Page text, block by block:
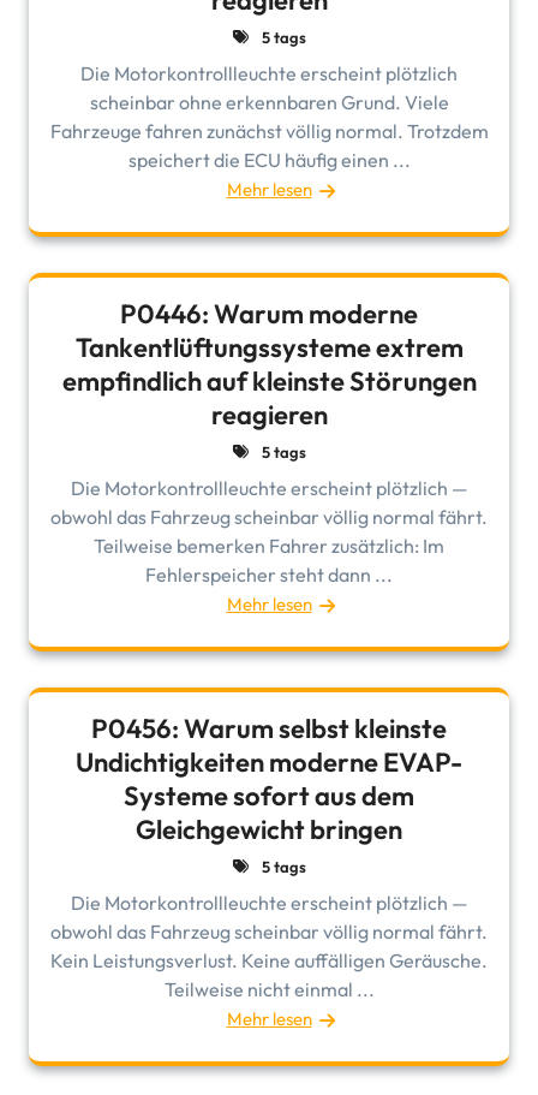
5 tags
Die Motorkontrollleuchte erscheint plötzlich
scheinbar ohne erkennbaren Grund. Viele
Fahrzeuge fahren zunächst völlig normal. Trotzdem
speichert die ECU häufig einen ...
Mehr lesen
P0446: Warum moderne
Tankentlüftungssysteme extrem
empfindlich auf kleinste Störungen
reagieren
5 tags
Die Motorkontrollleuchte erscheint plötzlich —
obwohl das Fahrzeug scheinbar völlig normal fährt.
Teilweise bemerken Fahrer zusätzlich: Im
Fehlerspeicher steht dann ...
Mehr lesen
P0456: Warum selbst kleinste
Undichtigkeiten moderne EVAP-
Systeme sofort aus dem
Gleichgewicht bringen
5 tags
Die Motorkontrollleuchte erscheint plötzlich —
obwohl das Fahrzeug scheinbar völlig normal fährt.
Kein Leistungsverlust. Keine auffälligen Geräusche.
Teilweise nicht einmal ...
Mehr lesen